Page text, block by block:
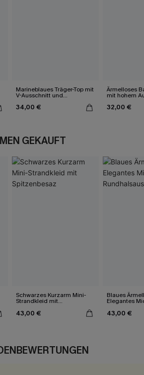
Marineblaues Träger-Top mit
V-Ausschnitt und
34,00 €
Ärmelloses
mit hohem
32,00 €
GEKAUFT
Schwarzes Kurzarm Mini-
Strandkleid mit
43,00 €
Blaues
Elegantes
43,00 €